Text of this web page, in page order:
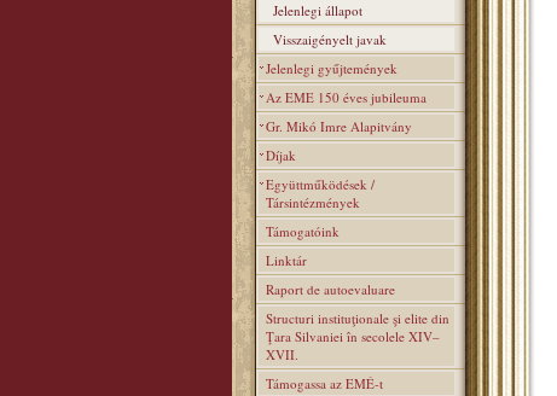
Jelenlegi állapot
Visszaigényelt javak
Jelenlegi gyűjtemények
Az EME 150 éves jubileuma
Gr. Mikó Imre Alapitvány
Díjak
Együttműködések /
Társintézmények
Támogatóink
Linktár
Raport de autoevaluare
Structuri instituţionale şi elite din
Ţara Silvaniei în secolele XIV–
XVII.
Támogassa az EMÉ-t